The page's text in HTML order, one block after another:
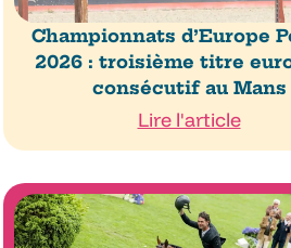
Championnats d’Europe
2026 : troisième titre
consécutif au Mans
Lire l'article